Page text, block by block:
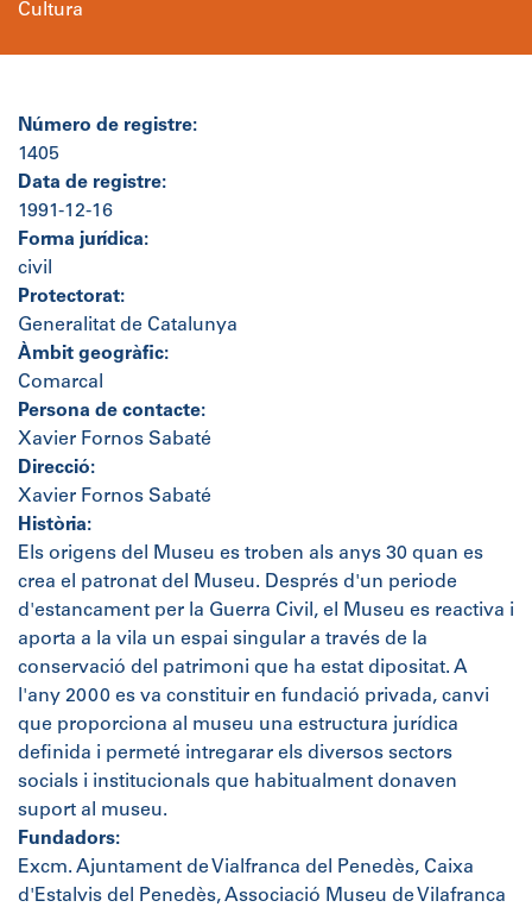
Cultura
Número de registre:
1405
Data de registre:
1991-12-16
Forma jurídica:
civil
Protectorat:
Generalitat de Catalunya
Àmbit geogràfic:
Comarcal
Persona de contacte:
Xavier Fornos Sabaté
Direcció:
Xavier Fornos Sabaté
Història:
Els origens del Museu es troben als anys 30 quan es
crea el patronat del Museu. Després d'un periode
d'estancament per la Guerra Civil, el Museu es reactiva i
aporta a la vila un espai singular a través de la
conservació del patrimoni que ha estat dipositat. A
l'any 2000 es va constituir en fundació privada, canvi
que proporciona al museu una estructura jurídica
definida i permeté intregarar els diversos sectors
socials i institucionals que habitualment donaven
suport al museu.
Fundadors:
Excm. Ajuntament de Vialfranca del Penedès, Caixa
d'Estalvis del Penedès, Associació Museu de Vilafranca